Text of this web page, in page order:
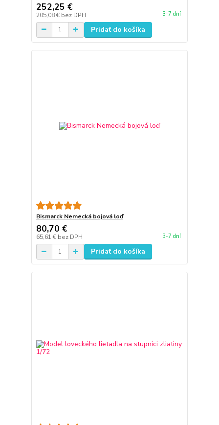
252,25 €
205,08 € bez DPH 3-7 dní
Pridať do košíka
Bismarck Nemecká bojová loď
80,70 €
65,61 € bez DPH 3-7 dní
Pridať do košíka